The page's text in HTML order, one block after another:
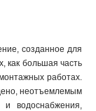
созданное для
как большая часть
работах.
неотъемлемым
и водоснабжения,